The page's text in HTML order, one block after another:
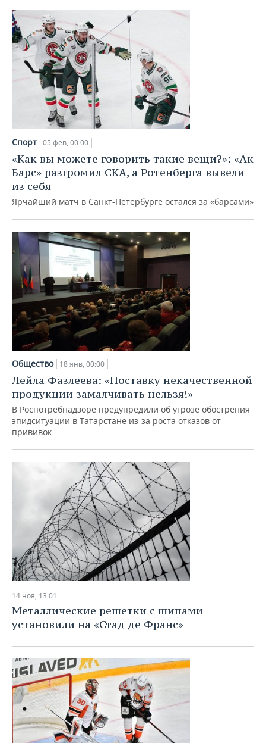
Спорт 05 фев, 00:00
«Как вы можете говорить такие вещи?»: «Ак
Барс» разгромил СКА, а Ротенберга вывели
из себя
Ярчайший матч в Санкт-Петербурге остался за «барсами»
Общество 18 янв, 00:00
Лейла Фазлеева: «Поставку некачественной
продукции замалчивать нельзя!»
В Роспотребнадзоре предупредили об угрозе обострения
эпидситуации в Татарстане из-за роста отказов от
прививок
14 ноя, 13:01
Металлические решетки с шипами
установили на «Стад де Франс»